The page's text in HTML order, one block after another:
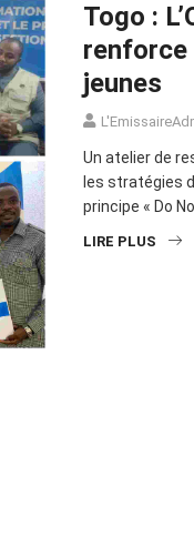
Togo :
renforce
jeunes
Un atelier de
les stratégies
principe « Do
LIRE PLUS